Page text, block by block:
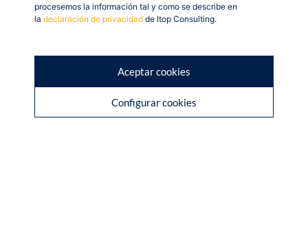
procesemos la información tal y como se describe en
la declaración de privacidad de Itop Consulting.
Aceptar cookies
Configurar cookies